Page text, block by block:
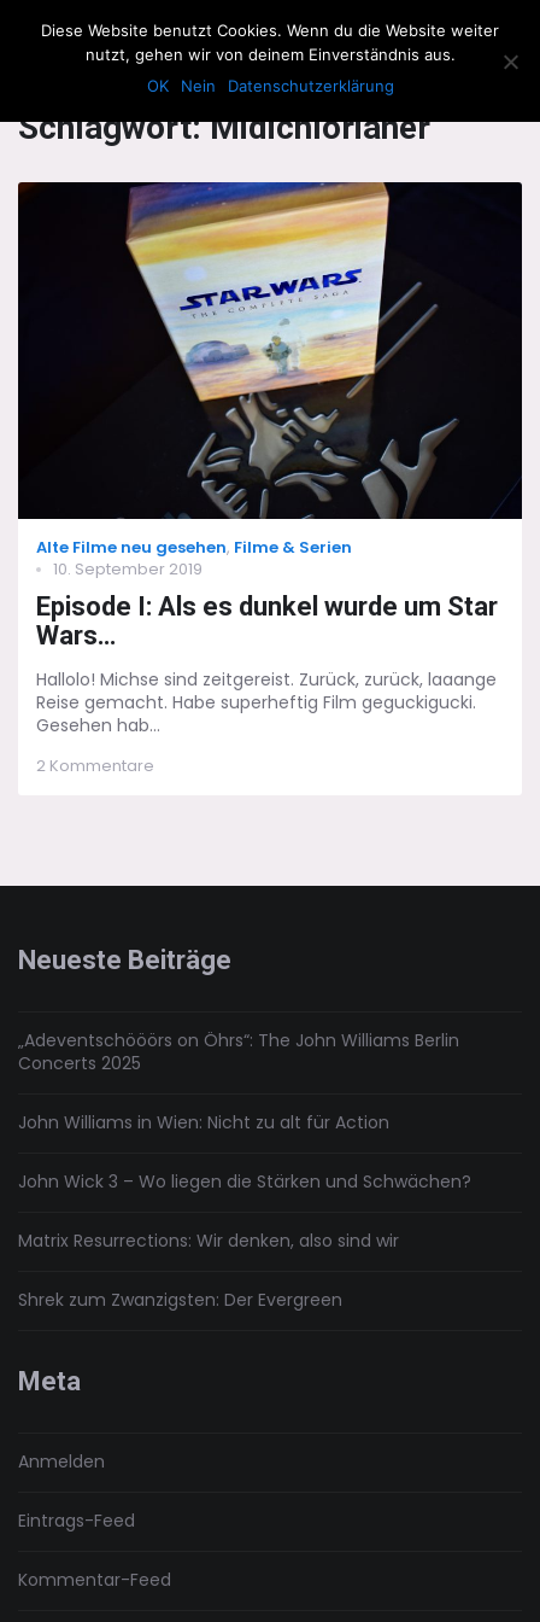
The Howling Men
Schlagwort:Midichlorianer
Categories
Alte Filme neu gesehen, Filme & Serien
Posted
on
10. September 2019
Episode I: Als es dunkel wurde um Star
Wars…
Hallolo! Michse sind zeitgereist. Zurück, zurück, laaange
Reise gemacht. Habe superheftig Film geguckigucki.
Gesehen hab...
2 Kommentare
Wars…
Neueste Beiträge
„Adeventschööörs on Öhrs“: The John Williams Berlin
Concerts 2025
John Williams in Wien: Nicht zu alt für Action
John Wick 3 – Wo liegen die Stärken und Schwächen?
Matrix Resurrections: Wir denken, also sind wir
Shrek zum Zwanzigsten: Der Evergreen
Meta
Anmelden
Eintrags-Feed
Kommentar-Feed
Diese Website benutzt Cookies. Wenn du die Website weiter
nutzt, gehen wir von deinem Einverständnis aus.
OK
Nein Datenschutzerklärung